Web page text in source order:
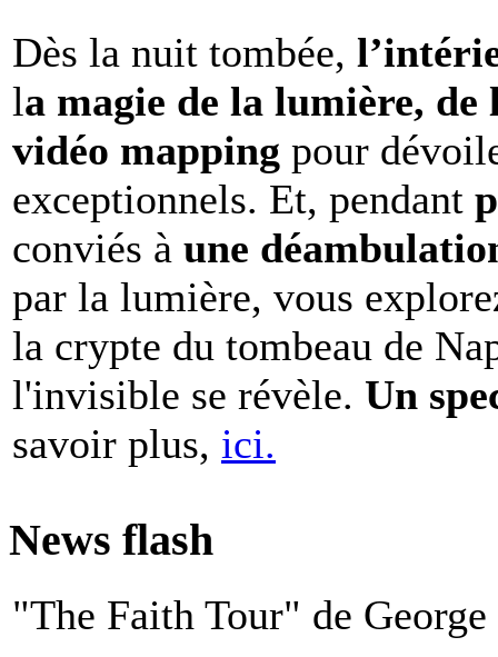
Dès la nuit tombée,
la magie de la lumière,
vidéo mapping pour
exceptionnels. Et, pendant
conviés à une
par la lumière, vous
la crypte du tombeau de
l'invisible se révèle. Un
savoir plus, ici.
News flash
"The Faith Tour" de